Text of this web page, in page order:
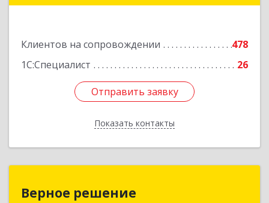
Клиентов на сопровождении
478
1С:Специалист
26
Отправить заявку
Показать контакты
Отправить заявку
Назад
Верное решение